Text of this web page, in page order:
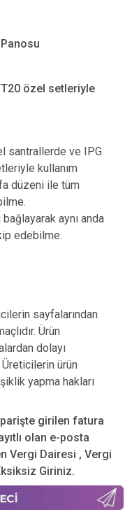
özel setleriyle
santrallerde ve IPG
kullanım
düzeni ile tüm
aynı anda
edebilme.
sayfalarından
Ürün
dolayı
ürün
yapma hakları
girilen fatura
olan e-posta
Vergi Dairesi , Vergi
Giriniz.